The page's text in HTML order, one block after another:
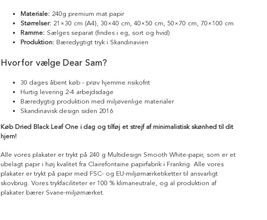
Materiale: 240g premium mat papir
Størrelser: 21×30 cm (A4), 30×40 cm, 40×50 cm, 50×70 cm, 70×100 cm
Ramme: Sælges separat (findes i eg, sort og hvid)
Produktion: Bæredygtigt tryk i Skandinavien
Hvorfor vælge Dear Sam?
30 dages åbent køb - prøv hjemme risikofrit
Hurtig levering 2-4 arbejdsdage
Bæredygtig produktion med miljøvenlige materialer
Skandinavisk design siden 2016
Køb Dried Black Leaf One i dag og tilføj et strejf af minimalistisk skønhed til dit
hjem!
Alle vores plakater er trykt på 240 g Multidesign Smooth White-papir, som er et
ubelagt papir i høj kvalitet fra Clairefontaine papirfabrik i Frankrig. Alle vores
plakater er trykt på papir med FSC- og EU-miljømærketiketter til ansvarligt
skovbrug. Vores trykfaciliteter er 100 % klimaneutrale, og al produktion af
plakater bærer Svane-miljømærket.